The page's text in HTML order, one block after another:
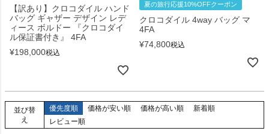
【訳あり】クロコダイル ハンド
バッグ ギャザー デザイン レデ
ィース ボルドー 『クロコダイ
ル保証書付き』 4FA
¥198,000税込
夏の旅行応援10%OFFクーポン
クロコダイル 4way バッグ マ
4FA
¥74,800税込
並び替
え
優先度順 価格が安い順 価格が高い順
新着順
レビュー順